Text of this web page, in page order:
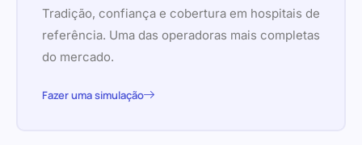
Tradição, confiança e cobertura em hospitais de
referência. Uma das operadoras mais completas
do mercado.
Fazer uma simulação